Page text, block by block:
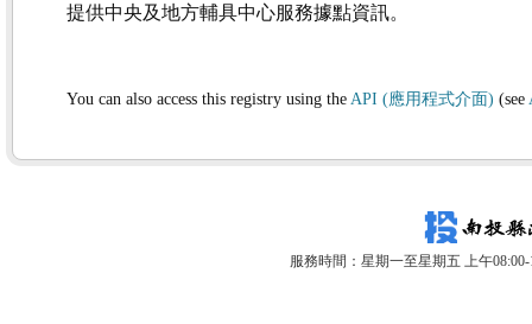
提供中央及地方輔具中心服務據點資訊。
You can also access this registry using the API (應用程式介面) (see
服務時間：星期一至星期五 上午